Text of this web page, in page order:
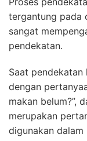
tergantung pada
sangat
pendekatan.
Saat
dengan
makan belum?”,
merupakan
digunakan dalam